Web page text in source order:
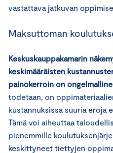
vastattava jatkuvan
Maksuttoman
Keskuskauppakamarin
keskimääräisten
painokerroin on
todetaan, on
kustannuksissa suuria eroja
Tämä voi aiheuttaa
pienemmille
keskittyneet tiettyjen